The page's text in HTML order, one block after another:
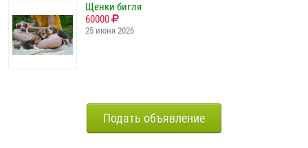
Щенки бигля
60000
25 июня 2026
Подать объявление